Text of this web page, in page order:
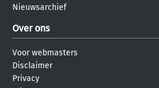
Nieuwsarchief
Over ons
Voor webmasters
Disclaimer
Privacy